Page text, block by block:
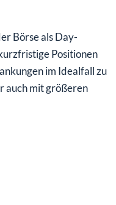
Börse als Day-
Positionen
im Idealfall zu
auch mit größeren